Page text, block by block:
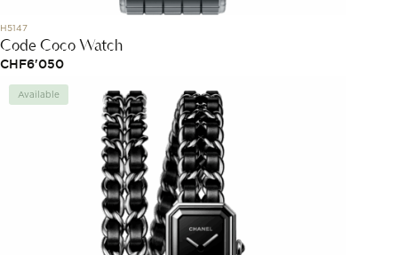
H5147
Code Coco Watch
CHF6'050
Available